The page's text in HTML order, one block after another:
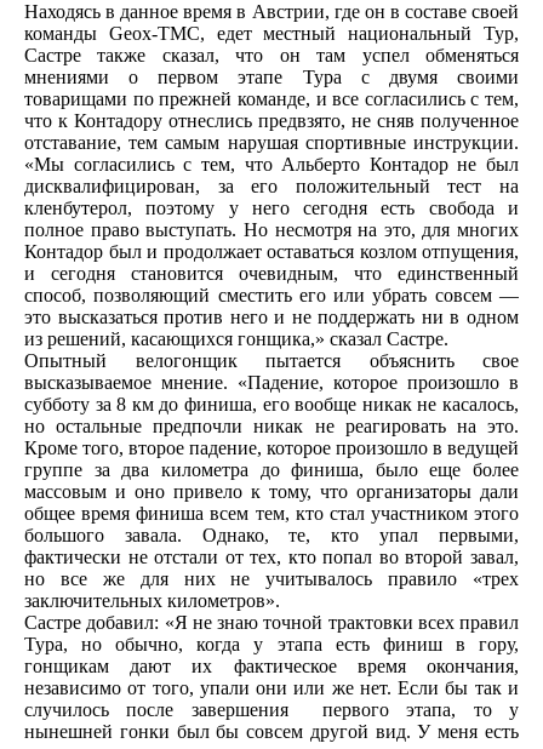
Находясь в данное время в Австрии, где он в составе своей
команды Geox-TMC, едет местный национальный Тур,
Састре также сказал, что он там успел обменяться
мнениями о первом этапе Тура с двумя своими
товарищами по прежней команде, и все согласились с тем,
что к Контадору отнеслись предвзято, не сняв полученное
отставание, тем самым нарушая спортивные инструкции.
«Мы согласились с тем, что Альберто Контадор не был
дисквалифицирован, за его положительный тест на
кленбутерол, поэтому у него сегодня есть свобода и
полное право выступать. Но несмотря на это, для многих
Контадор был и продолжает оставаться козлом отпущения,
и сегодня становится очевидным, что единственный
способ, позволяющий сместить его или убрать совсем —
это высказаться против него и не поддержать ни в одном
из решений, касающихся гонщика,» сказал Састре.
Опытный велогонщик пытается объяснить свое
высказываемое мнение. «Падение, которое произошло в
субботу за 8 км до финиша, его вообще никак не касалось,
но остальные предпочли никак не реагировать на это.
Кроме того, второе падение, которое произошло в ведущей
группе за два километра до финиша, было еще более
массовым и оно привело к тому, что организаторы дали
общее время финиша всем тем, кто стал участником этого
большого завала. Однако, те, кто упал первыми,
фактически не отстали от тех, кто попал во второй завал,
но все же для них не учитывалось правило «трех
заключительных километров».
Састре добавил: «Я не знаю точной трактовки всех правил
Тура, но обычно, когда у этапа есть финиш в гору,
гонщикам дают их фактическое время окончания,
независимо от того, упали они или же нет. Если бы так и
случилось после завершения первого этапа, то у
нынешней гонки был бы совсем другой вид. У меня есть